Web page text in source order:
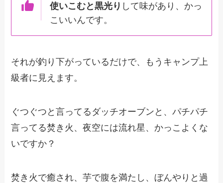
使いこむと黒光り して味があり、かっ
こいいんです。
それが釣り下がっているだけで、もうキャンプ上
級者に見えます。
ぐつぐつと言ってるダッチオーブンと、パチパチ
言ってる焚き火、夜空には流れ星、かっこよくな
いですか？
焚き火で癒され、芋で腹を満たし、ぼんやりと過